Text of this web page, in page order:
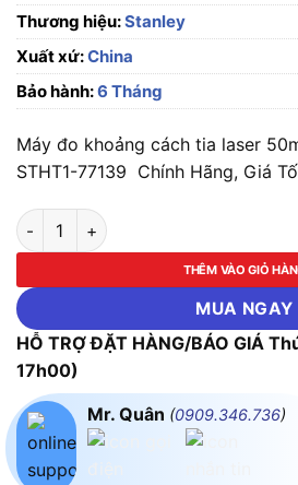
Thương hiệu:Stanley
Xuất xứ:China
Bảo hành:6 Tháng
Máy đo khoảng cách tia laser
STHT1-77139 Chính Hãng, Giá
Máy đo khoảng cách tia laser 50m
THÊM VÀO GIỎ
MUA NGAY
HỖ TRỢ ĐẶT HÀNG/BÁO GIÁ
17h00)
Mr. Quân (0909.346.736)